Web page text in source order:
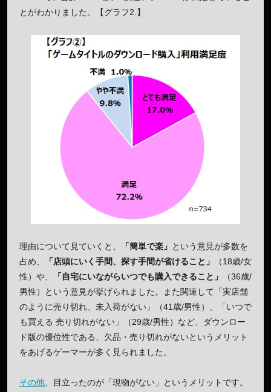
とがわかりました。【グラフ2.】
理由について見ていくと、 「簡単で楽」 という意見が多数を
占め、
「店頭にいく手間、探す手間が省けること」
（18歳/女
性）や、
「自宅にいながらいつでも購入できること」
（36歳/
男性）という意見が挙げられました。また関連して「実店舗
のように売り切れ、未入荷がない」（41歳/男性）、「いつで
も買える 売り切れがない」（29歳/男性）など、ダウンロー
ド版の優位性である、欠品・売り切れがないというメリット
をあげるゲーマーが多く見られました。
その他 、目立ったのが「現物がない」というメリットです。